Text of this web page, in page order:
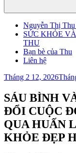
Nguyễn Thị Thu
SỨC KHỎE
THU
Bạn bè của Thu
Liên hệ
Đăng
Tháng 2 12, 2026
SÁU BÌNH
ĐỔI CUỘC
QUA HUẤN
KHỎE ĐẸP